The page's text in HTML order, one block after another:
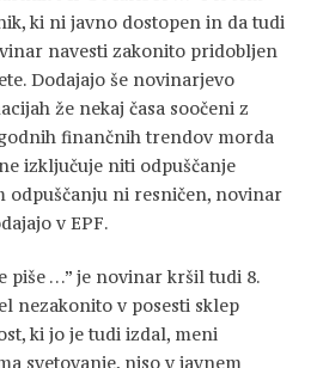
ki ni javno dostopen in da tudi
navesti zakonito pridobljen
Dodajajo še novinarjevo
že nekaj časa soočeni z
finančnih trendov morda
izključuje niti odpuščanje
odpuščanju ni resničen, novinar
v EPF.
piše …” je novinar kršil tudi 8.
nezakonito v posesti sklep
ki jo je tudi izdal, meni
svetovanje, niso v javnem